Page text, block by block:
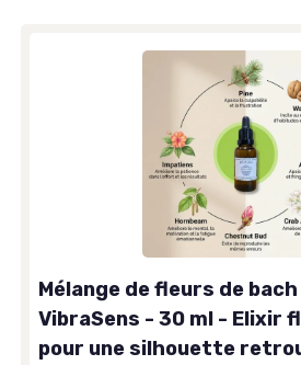
Mélange de fleurs de
VibraSens - 30 ml - Elixir
pour une silhouette